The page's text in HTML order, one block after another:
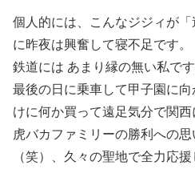
個人的には、こんなジジィが
に昨夜は興奮して寝不足です。
鉄道には あまり縁の無い私で
最後の日に乗車して甲子園に
けに何か買って遠足気分で関西
虎バカファミリーの勝利への
（笑）、久々の聖地で全力応援